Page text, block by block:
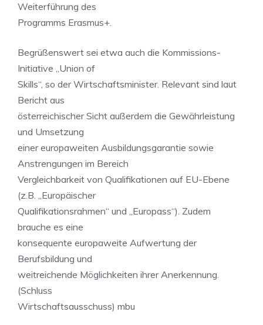
Weiterführung des
Programms Erasmus+.
Begrüßenswert sei etwa auch die Kommissions-
Initiative „Union of
Skills“, so der Wirtschaftsminister. Relevant sind laut
Bericht aus
österreichischer Sicht außerdem die Gewährleistung
und Umsetzung
einer europaweiten Ausbildungsgarantie sowie
Anstrengungen im Bereich
Vergleichbarkeit von Qualifikationen auf EU-Ebene
(z.B. „Europäischer
Qualifikationsrahmen“ und „Europass“). Zudem
brauche es eine
konsequente europaweite Aufwertung der
Berufsbildung und
weitreichende Möglichkeiten ihrer Anerkennung.
(Schluss
Wirtschaftsausschuss) mbu